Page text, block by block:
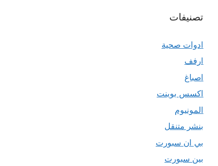
تصنيفات
ادوات صحية
ارفف
اصباغ
اكسس بوينت
المونيوم
بنشر متنقل
بي ان سبورت
بين سبورت